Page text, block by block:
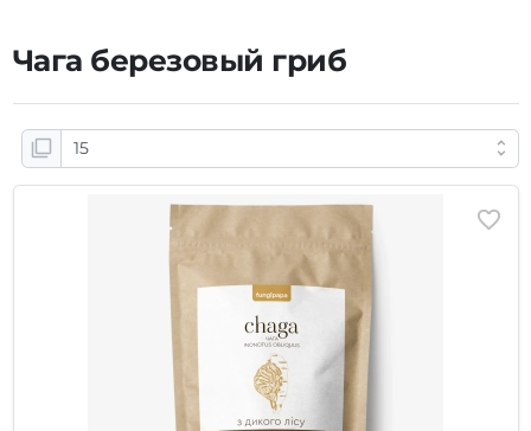
Чага березовый гриб